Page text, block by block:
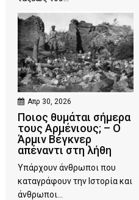
Απρ 30, 2026
Ποιος θυμάται σήμερα
τους Αρμένιους; – Ο
Άρμιν Βέγκνερ
απέναντι στη λήθη
Υπάρχουν άνθρωποι που
καταγράφουν την Ιστορία και
άνθρωποι...